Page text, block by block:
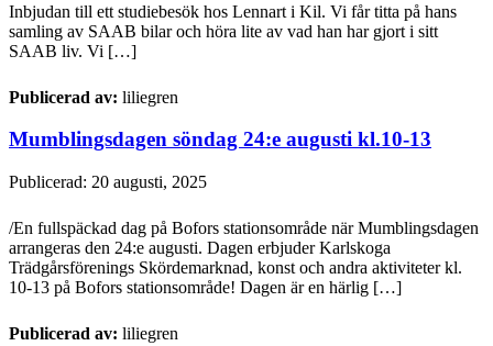
Inbjudan till ett studiebesök hos Lennart i Kil. Vi får titta på hans
samling av SAAB bilar och höra lite av vad han har gjort i sitt
SAAB liv. Vi […]
Publicerad av: liliegren
Mumblingsdagen söndag 24:e augusti kl.10-13
Publicerad: 20 augusti, 2025
/En fullspäckad dag på Bofors stationsområde när Mumblingsdagen
arrangeras den 24:e augusti. Dagen erbjuder Karlskoga
Trädgårsförenings Skördemarknad, konst och andra aktiviteter kl.
10-13 på Bofors stationsområde! Dagen är en härlig […]
Publicerad av: liliegren